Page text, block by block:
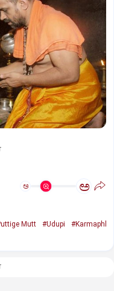
ಅ ಅ
Mutt #Udupi
#Karmaphl